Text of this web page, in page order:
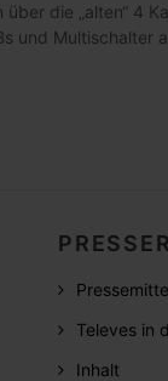
über die „alten“ 4
und Multischalter
Televes in
Inhalt